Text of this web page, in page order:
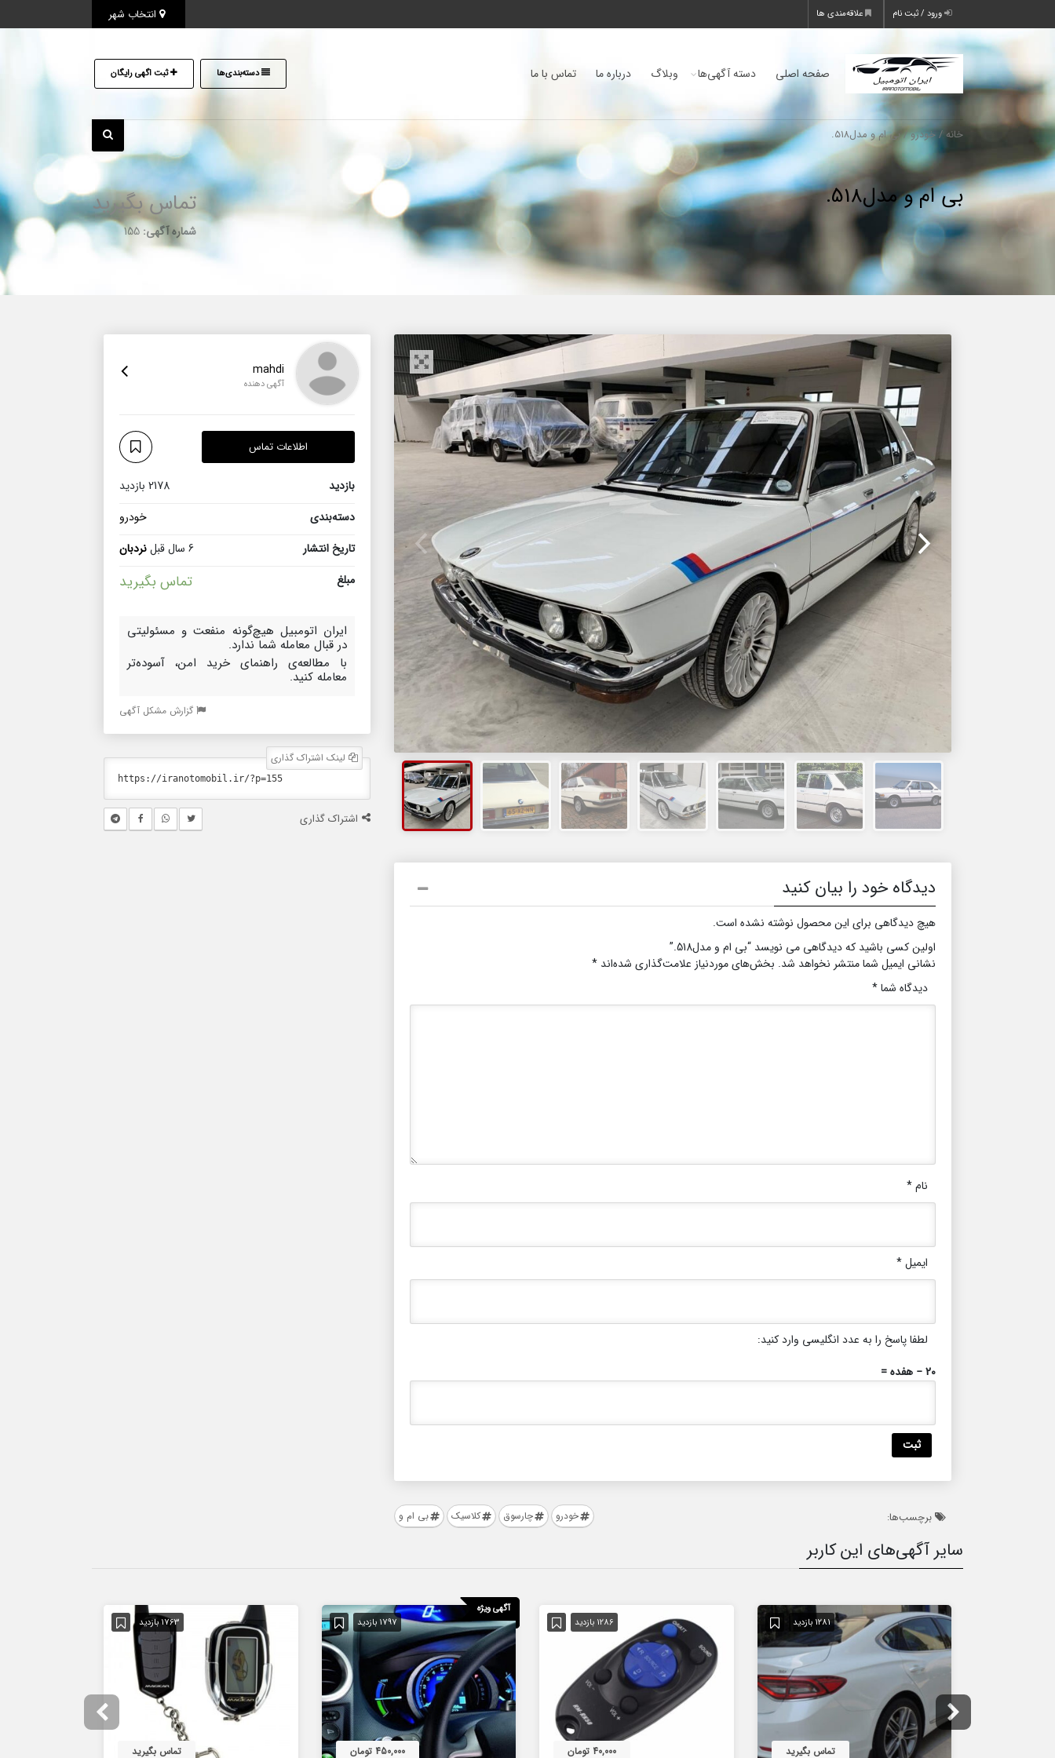
ورود / ثبت نام علاقه‌مندی ها
صفحه اصلی دسته آگهی‌ها وبلاگ درباره ما تماس با ما دسته‌بندی‌ها ثبت اگهی رایگان
خانه/ خودرو/ بی ام و مدل518.
بی ام و مدل518. تماس بگیرید
شماره آگهی: 155
دیدگاه خود را بیان کنید
هیچ دیدگاهی برای این محصول نوشته نشده است.
اولین کسی باشید که دیدگاهی می نویسد “بی ام و مدل518.”
نشانی ایمیل شما منتشر نخواهد شد. بخش‌های موردنیاز علامت‌گذاری شده‌اند *
دیدگاه شما*
نام*
ایمیل*
لطفا پاسخ را به عدد انگلیسی وارد کنید:
20 − هفده =
برچسب‌ها: خودرو چارسوق کلاسیک بی ام و
mahdi
آگهی دهنده
اطلاعات تماس
بازدید
2178 بازدید
دسته‌بندی
خودرو
تاریخ انتشار
6 سال قبل
نردبان
مبلغ
تماس بگیرید
ایران اتومبیل هیچ‌گونه منفعت و مسئولیتی
در قبال معامله شما ندارد.
با مطالعه‌ی راهنمای خرید امن، آسوده‌تر
معامله کنید.
گزارش مشکل آگهی
لینک اشتراک گذاری
اشتراک گذاری
سایر آگهی‌های این کاربر
1281 بازدید
تماس بگیرید
1286 بازدید
40,000 تومان
آگهی ویژه
1797 بازدید
450,000 تومان
1763 بازدید
تماس بگیرید